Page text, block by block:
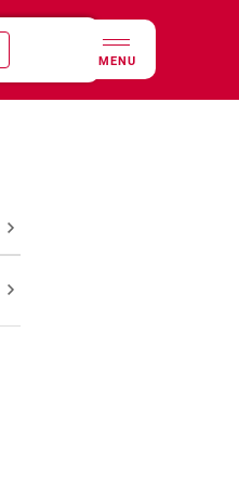
MENU